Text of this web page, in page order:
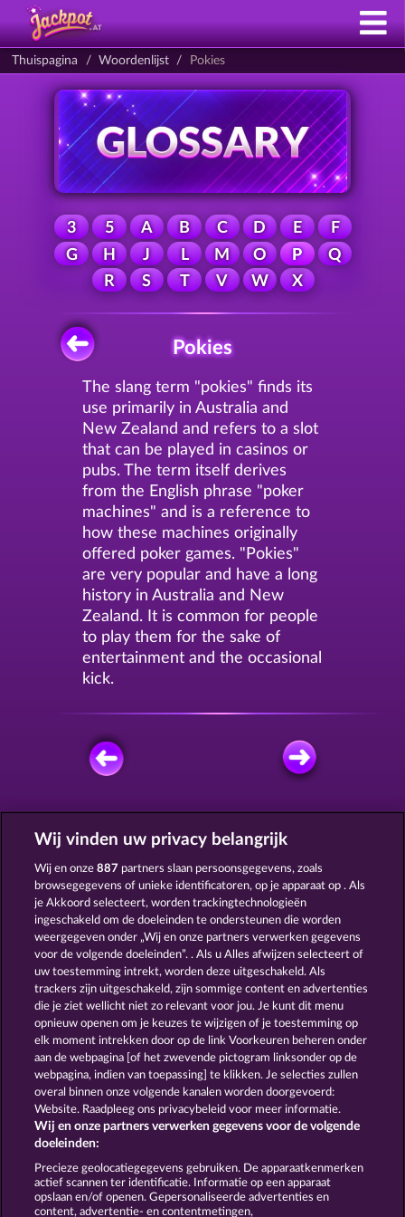
Thuispagina Woordenlijst Pokies
3 5 A B C D E
F
G
H J L M O P
Q
R
S T V W X
Pokies
The slang term "pokies" finds its
use primarily in Australia and
New Zealand and refers to a slot
that can be played in casinos or
pubs. The term itself derives
from the English phrase "poker
machines" and is a reference to
how these machines originally
offered poker games. "Pokies"
are very popular and have a long
history in Australia and New
Zealand. It is common for people
to play them for the sake of
entertainment and the occasional
kick.
THE GUARDIAN GOD: HEIMDALL'S HORN 100 FLARING FRUITS
5 EMBER WILDS THE GRIFFIN
Algemene voorwaarden
Colofon Bedrijf FAQ Woordenlijst
Wij vinden uw privacy belangrijk
Wij en onze887 partners slaan persoonsgegevens, zoals
browsegegevens of unieke identificatoren, op je apparaat op . Als
je Akkoord selecteert, worden trackingtechnologieën
ingeschakeld om de doeleinden te ondersteunen die worden
weergegeven onder „Wij en onze partners verwerken gegevens
voor de volgende doeleinden”. . Als u Alles afwijzen selecteert of
uw toestemming intrekt, worden deze uitgeschakeld. Als
trackers zijn uitgeschakeld, zijn sommige content en advertenties
die je ziet wellicht niet zo relevant voor jou. Je kunt dit menu
opnieuw openen om je keuzes te wijzigen of je toestemming op
elk moment intrekken door op de link Voorkeuren beheren onder
aan de webpagina [of het zwevende pictogram linksonder op de
webpagina, indien van toepassing] te klikken. Je selecties zullen
overal binnen onze volgende kanalen worden doorgevoerd:
Website. Raadpleeg ons privacybeleid voor meer informatie.
Wij en onze partners verwerken gegevens voor de volgende
doeleinden:
Precieze geolocatiegegevens gebruiken. De apparaatkenmerken
actief scannen ter identificatie. Informatie op een apparaat
opslaan en/of openen. Gepersonaliseerde advertenties en
content, advertentie- en contentmetingen,